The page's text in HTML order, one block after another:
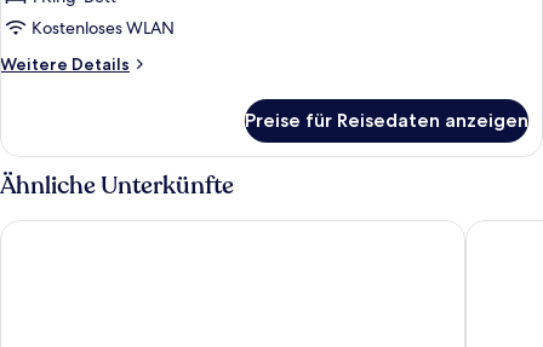
(Walk-
Shower)
Kostenloses WLAN
Weitere Details
Weitere
1 King-
Bett
(Walk-
Shower)
Preise für Reisedaten anzeigen
Ähnliche Unterkünfte
Days Inn & Suites by Wyndham West Edmonton